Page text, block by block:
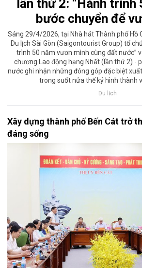
lần thứ 2: “Hành trình
bước chuyển để
Sáng 29/4/2026, tại Nhà hát Thành phố Hồ
Du lịch Sài Gòn (Saigontourist Group) tổ
trình 50 năm vươn mình cùng đất nước”
chương Lao động hạng Nhất (lần thứ 2) -
nước ghi nhận những đóng góp đặc biệt
trong suốt nửa thế kỷ hình thành
Du lịch
Xây dựng thành phố Bến Cát trở
đáng sống